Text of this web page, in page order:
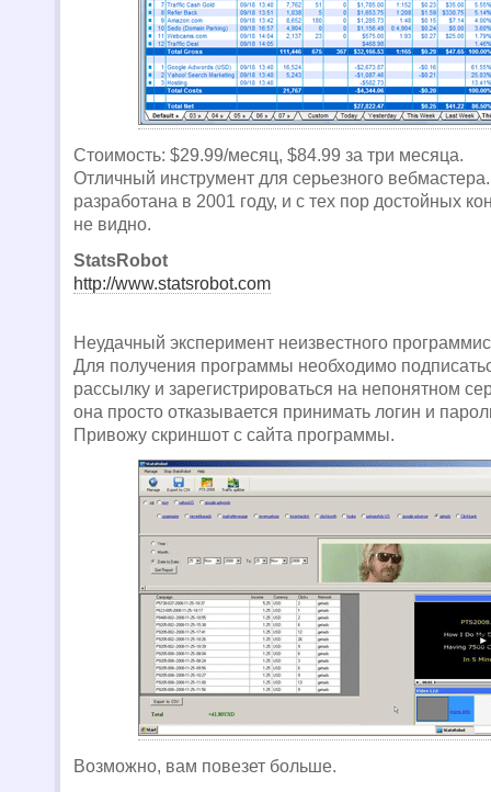
Стоимость: $29.99/месяц, $84.99 за три месяца.
Отличный инструмент для серьезного
разработана в 2001 году, и с тех пор доcтойных
не видно.
StatsRobot
http://www.statsrobot.com
Неудачный эксперимент неизвестного
Для получения программы необходимо
рассылку и зарегистрироваться на непонятном
она просто отказывается принимать логин и
Привожу скриншот с сайта программы.
Возможно, вам повезет больше.